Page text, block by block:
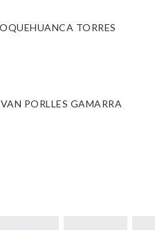
TORRES
PORLLES GAMARRA